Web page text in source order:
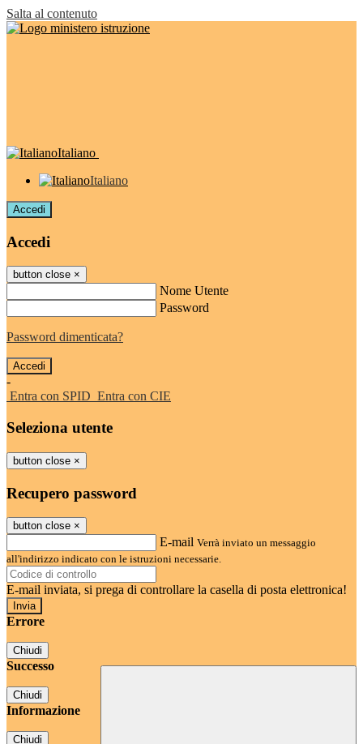
Salta al contenuto
Italiano
Italiano
Accedi
Accedi
button close ×
Nome Utente
Password
Password dimenticata?
-
Entra con SPID Entra con CIE
Seleziona utente
button close ×
Recupero password
button close ×
E-mail Verrà inviato un messaggio
all'indirizzo indicato con le istruzioni necessarie.
E-mail inviata, si prega di controllare la casella di posta elettronica!
Errore
Chiudi
Successo
Chiudi
Informazione
Chiudi